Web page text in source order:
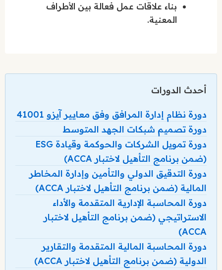
بناء علاقات عمل فعالة بين الأطراف
المعنية.
أحدث الدورات
دورة نظام إدارة المرافق وفق معايير آيزو 41001
دورة تصميم شبكات الجهد المتوسط
دورة تمويل الشركات والحوكمة وقيادة ESG
(ضمن برنامج التأهيل لاختبار ACCA)
دورة التدقيق الدولي والتأمين وإدارة المخاطر
المالية (ضمن برنامج التأهيل لاختبار ACCA)
دورة المحاسبة الإدارية المتقدمة والأداء
الاستراتيجي (ضمن برنامج التأهيل لاختبار
ACCA)
دورة المحاسبة المالية المتقدمة والتقارير
الدولية (ضمن برنامج التأهيل لاختبار ACCA)